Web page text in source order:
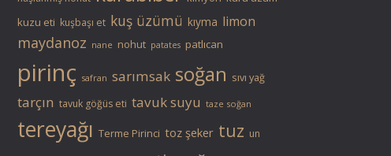
kuzu eti kuşbaşı et kuş üzümü kıyma limon
maydanoz nane nohut patates patlıcan
pirinç safran sarımsak soğan sıvı yağ
tarçın tavuk göğüs eti tavuk suyu taze soğan
tereyağı Terme Pirinci toz şeker tuz un